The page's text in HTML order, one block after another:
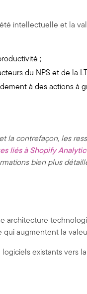
intellectuelle et la
;
du NPS et de la
à des actions à
la contrefaçon, les
liés à Shopify
bien plus
architecture
augmentent la
existants vers